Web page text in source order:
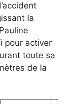
la
pour activer
toute sa
de la